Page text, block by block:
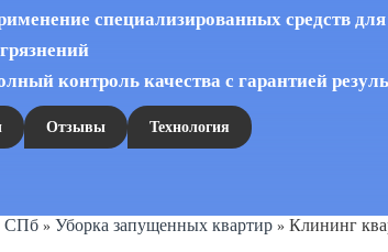
специализированных средств
контроль качества с гарантией
Отзывы Технология
СПб » Уборка запущенных квартир » Клининг